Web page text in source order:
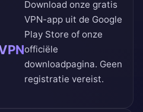
Download onze gratis
VPN-app uit de Google
Play Store of onze
officiële
downloadpagina. Geen
registratie vereist.